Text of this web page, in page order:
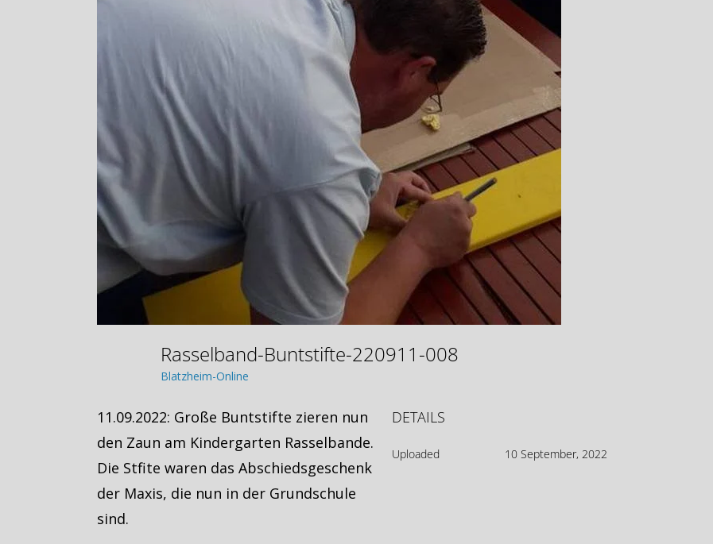
Rasselband-Buntstifte-220911-008
Blatzheim-Online
11.09.2022: Große Buntstifte zieren nun
den Zaun am Kindergarten Rasselbande.
Die Stfite waren das Abschiedsgeschenk
der Maxis, die nun in der Grundschule
sind.
DETAILS
Uploaded 10 September, 2022